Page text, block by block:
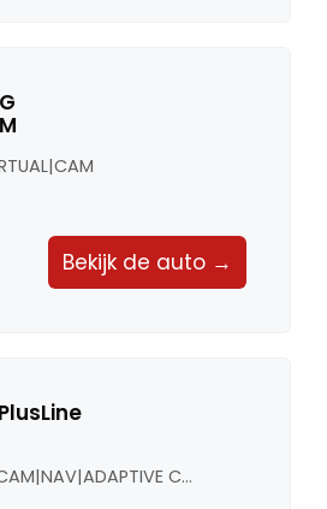
Bekijk de auto →
C...